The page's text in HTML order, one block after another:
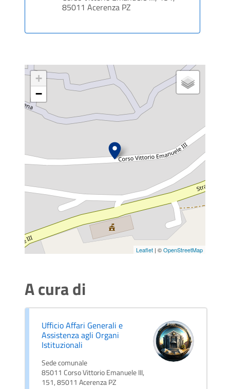
85011 Acerenza PZ
+
−
Leaflet | ©OpenStreetMap
A cura di
Ufficio Affari Generali e
Assistenza agli Organi
Istituzionali
Sede comunale
85011 Corso Vittorio Emanuele III,
151, 85011 Acerenza PZ